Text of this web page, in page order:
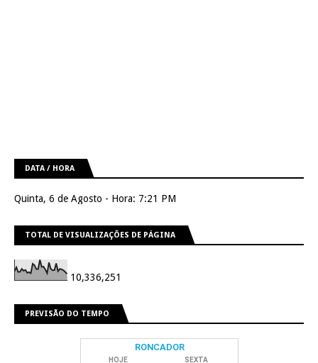
DATA / HORA
Quinta, 6 de Agosto - Hora: 7:21 PM
TOTAL DE VISUALIZAÇÕES DE PÁGINA
10,336,251
PREVISÃO DO TEMPO